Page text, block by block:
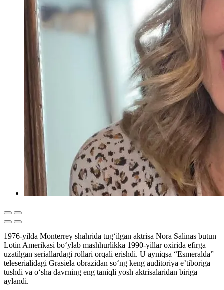
1976-yilda Monterrey shahrida tug‘ilgan aktrisa Nora Salinas butun
Lotin Amerikasi bo‘ylab mashhurlikka 1990-yillar oxirida efirga
uzatilgan seriallardagi rollari orqali erishdi. U ayniqsa “Esmeralda”
teleserialidagi Grasiela obrazidan so‘ng keng auditoriya e’tiboriga
tushdi va o‘sha davrning eng taniqli yosh aktrisalaridan biriga
aylandi.